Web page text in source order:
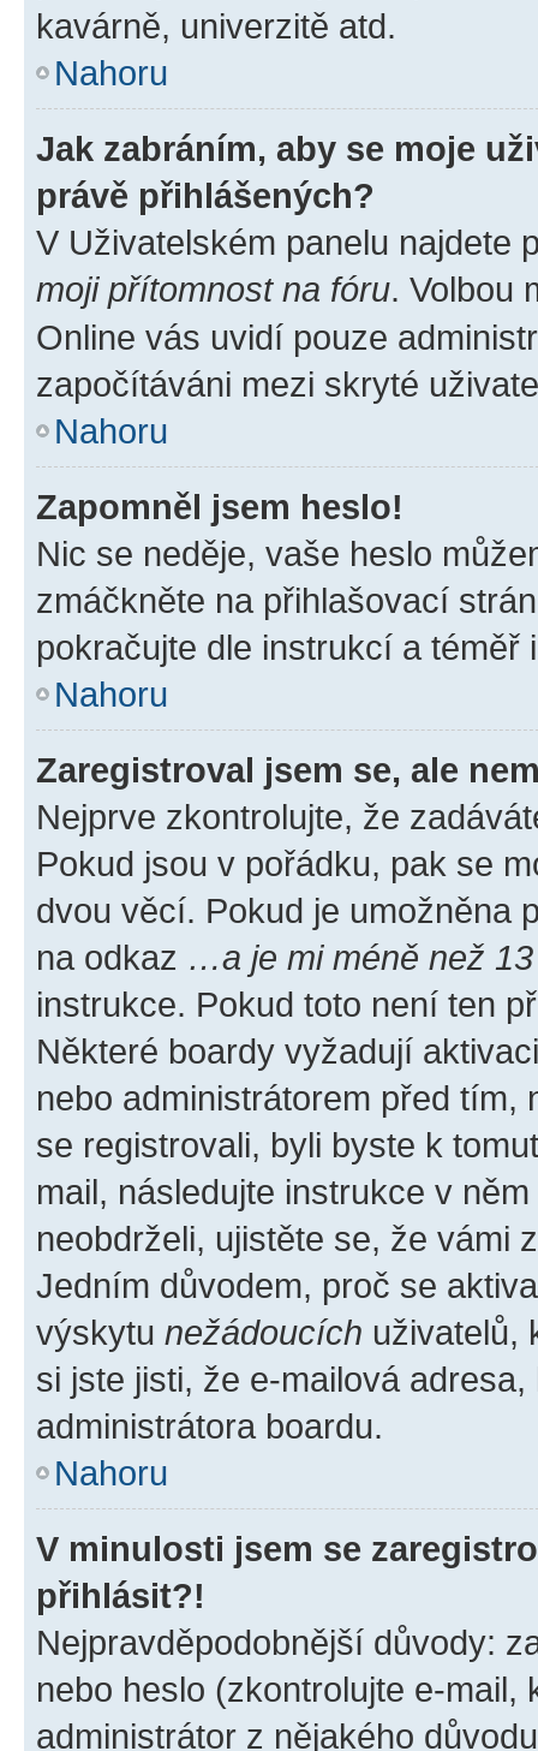
kavárně, univerzitě atd.
Nahoru
Jak zabráním, aby se moje
právě přihlášených?
V Uživatelském panelu najdete
moji přítomnost na fóru. Volbou
Online vás uvidí pouze
započítáváni mezi skryté
Nahoru
Zapomněl jsem heslo!
Nic se neděje, vaše heslo
zmáčkněte na přihlašovací
pokračujte dle instrukcí a téměř
Nahoru
Zaregistroval jsem se, ale
Nejprve zkontrolujte, že
Pokud jsou v pořádku, pak se
dvou věcí. Pokud je umožněna
na odkaz …a je mi méně než
instrukce. Pokud toto není ten
Některé boardy vyžadují
nebo administrátorem před tím,
se registrovali, byli byste k
mail, následujte instrukce v
neobdrželi, ujistěte se, že vámi
Jedním důvodem, proč se
výskytu nežádoucích uživatelů,
si jste jisti, že e-mailová
administrátora boardu.
Nahoru
V minulosti jsem se
přihlásit?!
Nejpravděpodobnější důvody:
nebo heslo (zkontrolujte e-
administrátor z nějakého